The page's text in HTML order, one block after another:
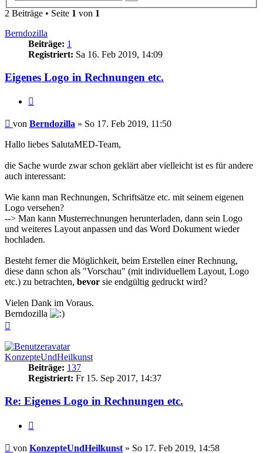
2 Beiträge • Seite 1 von 1
Berndozilla
Beiträge: 1
Registriert: Sa 16. Feb 2019, 14:09
Eigenes Logo in Rechnungen etc.
Beitrag
von Berndozilla » So 17. Feb 2019, 11:50
Hallo liebes SalutaMED-Team,
die Sache wurde zwar schon geklärt aber vielleicht ist es für andere
auch interessant:
Wie kann man Rechnungen, Schriftsätze etc. mit seinem eigenen
Logo versehen?
--> Man kann Musterrechnungen herunterladen, dann sein Logo
und weiteres Layout anpassen und das Word Dokument wieder
hochladen.
Besteht ferner die Möglichkeit, beim Erstellen einer Rechnung,
diese dann schon als "Vorschau" (mit individuellem Layout, Logo
etc.) zu betrachten, bevor sie endgültig gedruckt wird?
Vielen Dank im Voraus.
Berndozilla
KonzepteUndHeilkunst
Beiträge: 137
Registriert: Fr 15. Sep 2017, 14:37
Re: Eigenes Logo in Rechnungen etc.
Beitrag
von KonzepteUndHeilkunst » So 17. Feb 2019, 14:58